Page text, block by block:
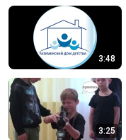
3:48
3:25